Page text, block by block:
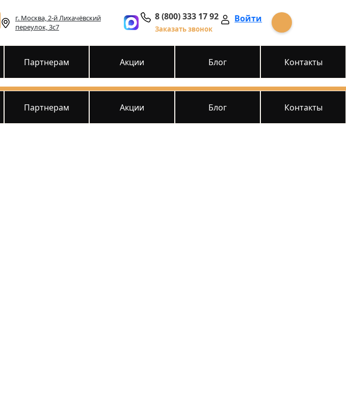
г. Москва, 2-й Лихачёвский
переулок, 3с7
8 (800) 333 17 92
Заказать звонок
Войти
Партнерам Акции Блог Контакты
Партнерам Акции Блог Контакты